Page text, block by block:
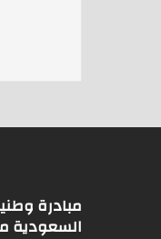
مبادرة
السعودية